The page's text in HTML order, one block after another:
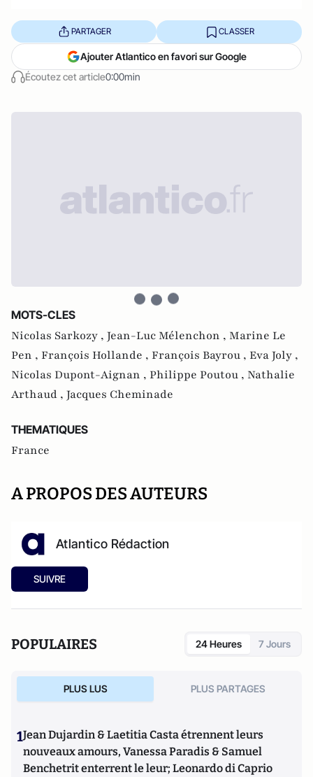
Écoutez cet article0:00min
PARTAGER CLASSER
Ajouter Atlantico en favori sur Google
MOTS-CLES
Nicolas Sarkozy , Jean-Luc Mélenchon , Marine Le
Pen , François Hollande , François Bayrou , Eva Joly ,
Nicolas Dupont-Aignan , Philippe Poutou , Nathalie
Arthaud , Jacques Cheminade
THEMATIQUES
France
A PROPOS DES AUTEURS
Atlantico Rédaction
SUIVRE
POPULAIRES 24 Heures 7 Jours
PLUS LUS PLUS PARTAGES
1Jean Dujardin & Laetitia Casta étrennent leurs
nouveaux amours, Vanessa Paradis & Samuel
Benchetrit enterrent le leur; Leonardo di Caprio